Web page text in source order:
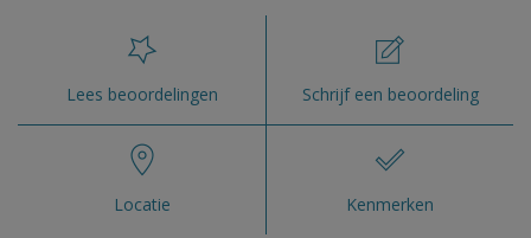
Lees beoordelingen Schrijf een beoordeling
Locatie Kenmerken